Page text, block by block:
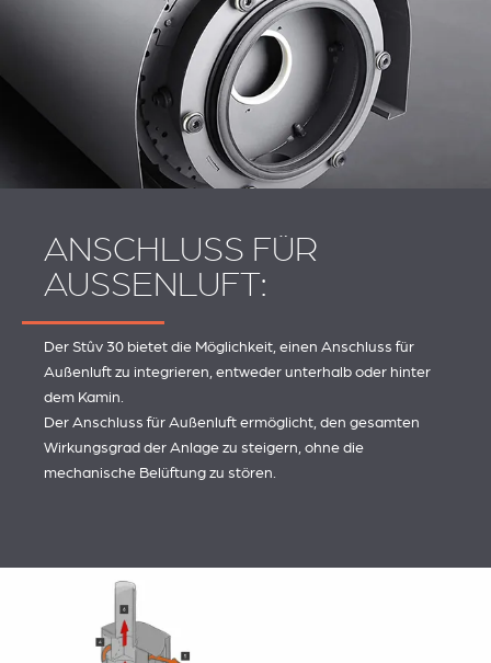
ANSCHLUSS FÜR
AUSSENLUFT:
Der Stûv 30 bietet die Möglichkeit, einen Anschluss für
Außenluft zu integrieren, entweder unterhalb oder hinter
dem Kamin.
Der Anschluss für Außenluft ermöglicht, den gesamten
Wirkungsgrad der Anlage zu steigern, ohne die
mechanische Belüftung zu stören.